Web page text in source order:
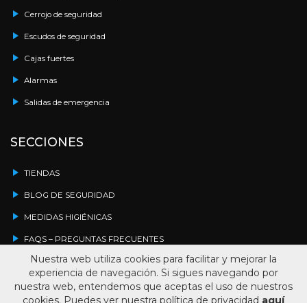
Cerrojo de seguridad
Escudos de seguridad
Cajas fuertes
Alarmas
Salidas de emergencia
SECCIONES
TIENDAS
BLOG DE SEGURIDAD
MEDIDAS HIGIÉNICAS
FAQS – PREGUNTAS FRECUENTES
DESCARGAS
CONTACTO
Nuestra web utiliza cookies para facilitar y mejorar la
experiencia de navegación. Si sigues navegando por
nuestra web, entendemos que aceptas el uso de nuestros
cookies. Puedes ver nuestra política de privacidad aquí